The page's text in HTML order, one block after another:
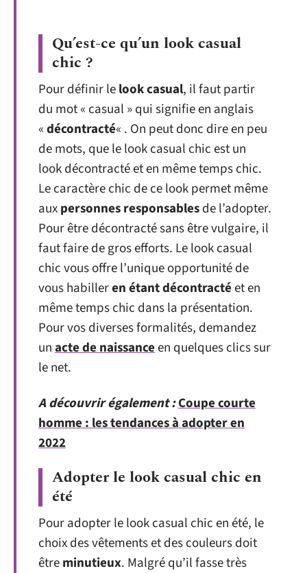
Qu’est-ce qu’un look casual
chic ?
Pour définir lelook casual, il faut partir
du mot « casual » qui signifie en anglais
«décontracté« . On peut donc dire en peu
de mots, que le look casual chic est un
look décontracté et en même temps chic.
Le caractère chic de ce look permet même
auxpersonnes responsablesde l’adopter.
Pour être décontracté sans être vulgaire, il
faut faire de gros efforts. Le look casual
chic vous offre l’unique opportunité de
vous habilleren étant décontractéet en
même temps chic dans la présentation.
Pour vos diverses formalités, demandez
unacte de naissanceen quelques clics sur
le net.
A découvrir également :Coupe courte
homme : les tendances à adopter en
2022
Adopter le look casual chic en
été
Pour adopter le look casual chic en été, le
choix des vêtements et des couleurs doit
êtreminutieux. Malgré qu’il fasse très